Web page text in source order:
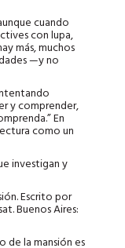
cuando
con lupa,
más, muchos
—y no
y comprender,
En
como un
investigan y
Escrito por
Buenos Aires:
de la mansión es